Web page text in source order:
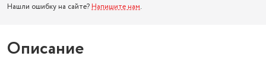
Нашли ошибку на сайте? Напишите нам.
Описание